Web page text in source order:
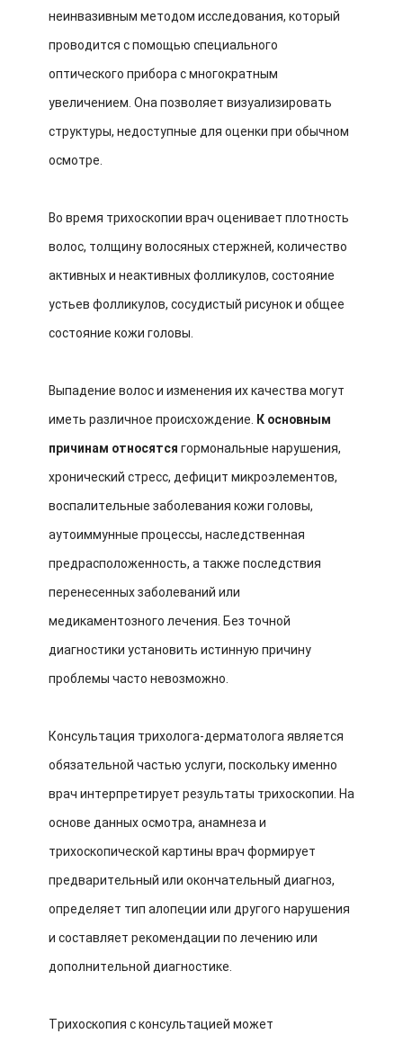
неинвазивным методом исследования, который
проводится с помощью специального
оптического прибора с многократным
увеличением. Она позволяет визуализировать
структуры, недоступные для оценки при обычном
осмотре.
Во время трихоскопии врач оценивает плотность
волос, толщину волосяных стержней, количество
активных и неактивных фолликулов, состояние
устьев фолликулов, сосудистый рисунок и общее
состояние кожи головы.
Выпадение волос и изменения их качества могут
иметь различное происхождение.
К основным
причинам относятся гормональные нарушения,
хронический стресс, дефицит микроэлементов,
воспалительные заболевания кожи головы,
аутоиммунные процессы, наследственная
предрасположенность, а также последствия
перенесенных заболеваний или
медикаментозного лечения. Без точной
диагностики установить истинную причину
проблемы часто невозможно.
Консультация трихолога-дерматолога является
обязательной частью услуги, поскольку именно
врач интерпретирует результаты трихоскопии. На
основе данных осмотра, анамнеза и
трихоскопической картины врач формирует
предварительный или окончательный диагноз,
определяет тип алопеции или другого нарушения
и составляет рекомендации по лечению или
дополнительной диагностике.
Трихоскопия с консультацией может